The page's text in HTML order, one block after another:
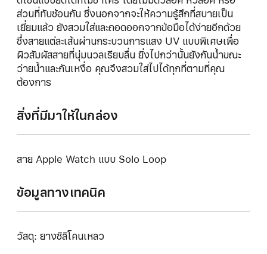
ส่วนที่ทับซ้อนกัน ซึ่งนอกจากจะให้ความรู้สึกที่สบายเป็น
เยี่ยมแล้ว ยังสวมใส่และถอดออกจากข้อมือได้ง่ายอีกด้วย
ซึ่งสายแต่ละเส้นผ่านกระบวนการแสง UV แบบพิเศษเพื่อ
ผิวสัมผัสสายที่นุ่มนวลเรียบลื่น ยิ่งไปกว่านั้นยังกันน้ำขณะ
ว่ายน้ำและกันเหงื่อ คุณจึงสวมใส่ไปได้ทุกที่ตามที่คุณ
ต้องการ
สิ่งที่มีมาให้ในกล่อง
สาย Apple Watch แบบ Solo Loop
ข้อมูลทางเทคนิค
วัสดุ: ยางซิลิโคนเหลว